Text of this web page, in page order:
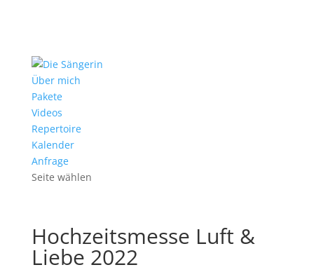
Über mich
Pakete
Videos
Repertoire
Kalender
Anfrage
Seite wählen
Hochzeitsmesse Luft &
Liebe 2022